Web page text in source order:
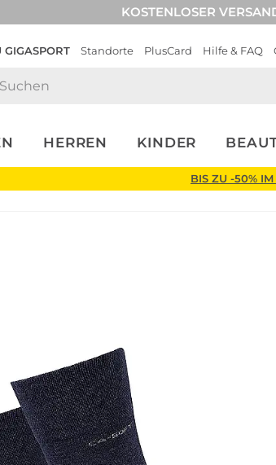
KOSTENLOSER
GIGASPORT Standorte PlusCard Hilfe & FAQ
HERREN KINDER
BIS ZU -50%